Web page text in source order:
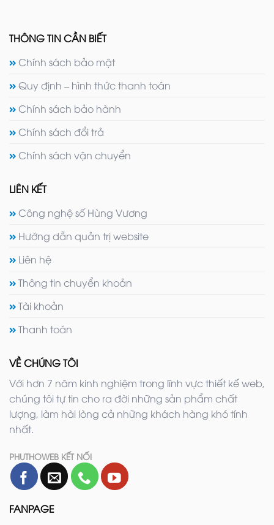
THÔNG TIN CẦN BIẾT
Chính sách bảo mật
Quy định – hình thức thanh toán
Chính sách bảo hành
Chính sách đổi trả
Chính sách vận chuyển
LIÊN KẾT
Công nghệ số Hùng Vương
Hướng dẫn quản trị website
Liên hệ
Thông tin chuyển khoản
Tài khoản
Thanh toán
VỀ CHÚNG TÔI
Với hơn 7 năm kinh nghiệm trong lĩnh vực thiết kế web,
chúng tôi tự tin cho ra đời những sản phẩm chất
lượng, làm hài lòng cả những khách hàng khó tính
nhất.
PHUTHOWEB KẾT NỐI
FANPAGE